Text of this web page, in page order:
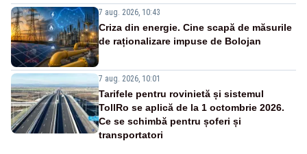
7 aug. 2026, 10:43
Criza din energie. Cine scapă de măsurile
de raționalizare impuse de Bolojan
7 aug. 2026, 10:01
Tarifele pentru rovinietă și sistemul
TollRo se aplică de la 1 octombrie 2026.
Ce se schimbă pentru șoferi și
transportatori